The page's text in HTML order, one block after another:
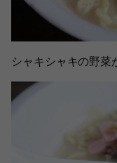
シャキシャキの野菜